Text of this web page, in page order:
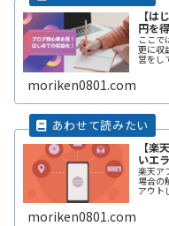
【は
円を
ここで
更に収
営をし
moriken0801.com
【楽
いエ
楽天ア
場合の
アウト
moriken0801.com